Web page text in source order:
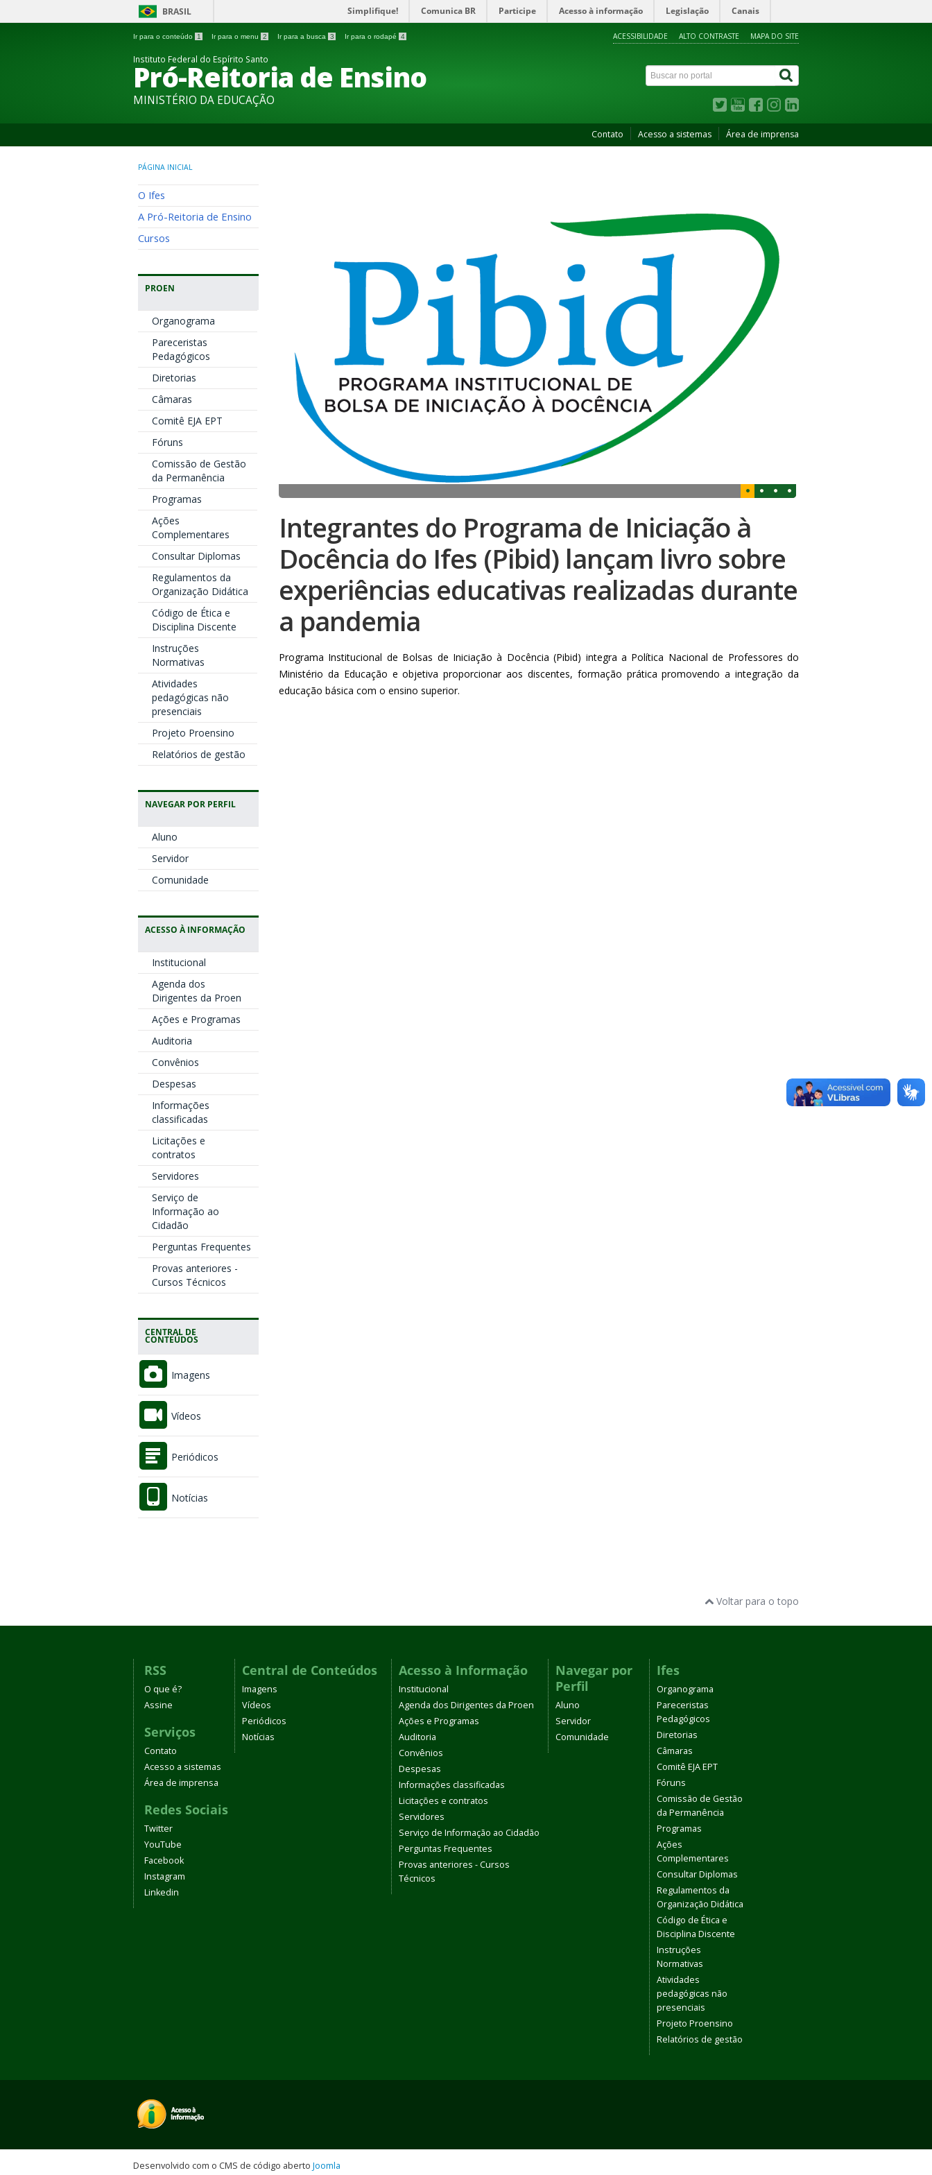
BRASIL Simplifique! Comunica BR Participe Acesso à informação Legislação Canais
Ir para o conteúdo 1 Ir para o menu 2 Ir para a busca 3 Ir para o rodapé 4 ACESSIBILIDADE ALTO CONTRASTE MAPA DO SITE
Instituto Federal do Espírito Santo
Pró-Reitoria de Ensino
MINISTÉRIO DA EDUCAÇÃO
Contato Acesso a sistemas Área de imprensa
PÁGINA INICIAL
O Ifes
A Pró-Reitoria de Ensino
Cursos
PROEN
Organograma
Pareceristas
Pedagógicos
Diretorias
Câmaras
Comitê EJA EPT
Fóruns
Comissão de Gestão
da Permanência
Programas
Ações
Complementares
Consultar Diplomas
Regulamentos da
Organização Didática
Código de Ética e
Disciplina Discente
Instruções
Normativas
Atividades
pedagógicas não
presenciais
Projeto Proensino
Relatórios de gestão
NAVEGAR POR PERFIL
Aluno
Servidor
Comunidade
ACESSO À INFORMAÇÃO
Institucional
Agenda dos
Dirigentes da Proen
Ações e Programas
Auditoria
Convênios
Despesas
Informações
classificadas
Licitações e
contratos
Servidores
Serviço de
Informação ao
Cidadão
Perguntas Frequentes
Provas anteriores -
Cursos Técnicos
CENTRAL DE
CONTEÚDOS
Imagens
Vídeos
Periódicos
Notícias
Integrantes do Programa de Iniciação à
Docência do Ifes (Pibid) lançam livro sobre
experiências educativas realizadas durante
a pandemia
Programa Institucional de Bolsas de Iniciação à Docência (Pibid) integra a Política Nacional de Professores do
Ministério da Educação e objetiva proporcionar aos discentes, formação prática promovendo a integração da
educação básica com o ensino superior.
Voltar para o topo
RSS
O que é?
Assine
Serviços
Contato
Acesso a sistemas
Área de imprensa
Redes Sociais
Twitter
YouTube
Facebook
Instagram
Linkedin
Central de Conteúdos
Imagens
Vídeos
Periódicos
Notícias
Acesso à Informação
Institucional
Agenda dos Dirigentes da Proen
Ações e Programas
Auditoria
Convênios
Despesas
Informações classificadas
Licitações e contratos
Servidores
Serviço de Informação ao Cidadão
Perguntas Frequentes
Provas anteriores - Cursos
Técnicos
Navegar por
Perfil
Aluno
Servidor
Comunidade
Ifes
Organograma
Pareceristas
Pedagógicos
Diretorias
Câmaras
Comitê EJA EPT
Fóruns
Comissão de Gestão
da Permanência
Programas
Ações
Complementares
Consultar Diplomas
Regulamentos da
Organização Didática
Código de Ética e
Disciplina Discente
Instruções
Normativas
Atividades
pedagógicas não
presenciais
Projeto Proensino
Relatórios de gestão
Desenvolvido com o CMS de código aberto Joomla